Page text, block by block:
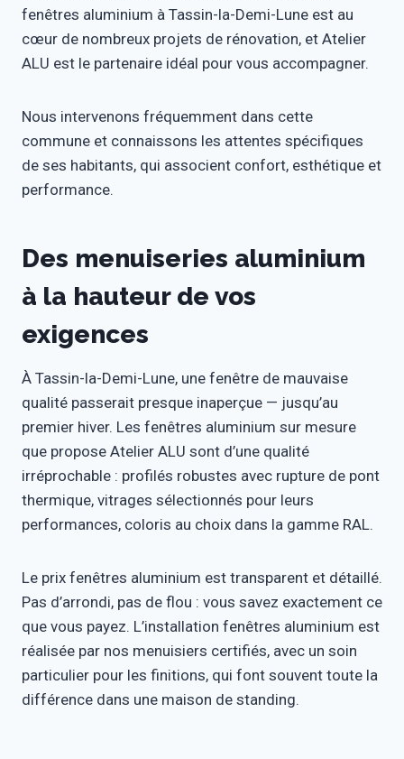
fenêtres aluminium à Tassin-la-Demi-Lune est au
cœur de nombreux projets de rénovation, et Atelier
ALU est le partenaire idéal pour vous accompagner.
Nous intervenons fréquemment dans cette
commune et connaissons les attentes spécifiques
de ses habitants, qui associent confort, esthétique et
performance.
Des menuiseries aluminium
à la hauteur de vos
exigences
À Tassin-la-Demi-Lune, une fenêtre de mauvaise
qualité passerait presque inaperçue — jusqu’au
premier hiver. Les fenêtres aluminium sur mesure
que propose Atelier ALU sont d’une qualité
irréprochable : profilés robustes avec rupture de pont
thermique, vitrages sélectionnés pour leurs
performances, coloris au choix dans la gamme RAL.
Le prix fenêtres aluminium est transparent et détaillé.
Pas d’arrondi, pas de flou : vous savez exactement ce
que vous payez. L’installation fenêtres aluminium est
réalisée par nos menuisiers certifiés, avec un soin
particulier pour les finitions, qui font souvent toute la
différence dans une maison de standing.